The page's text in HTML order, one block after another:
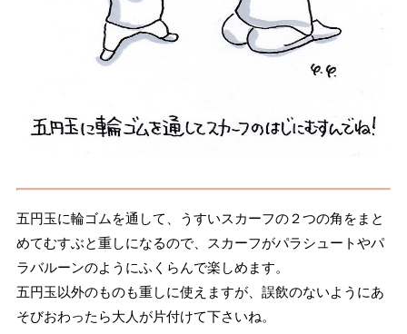
五円玉に輪ゴムを通して、うすいスカーフの２つの角をまと
めてむすぶと重しになるので、スカーフがパラシュートやパ
ラバルーンのようにふくらんで楽しめます。
五円玉以外のものも重しに使えますが、誤飲のないようにあ
そびおわったら大人が片付けて下さいね。